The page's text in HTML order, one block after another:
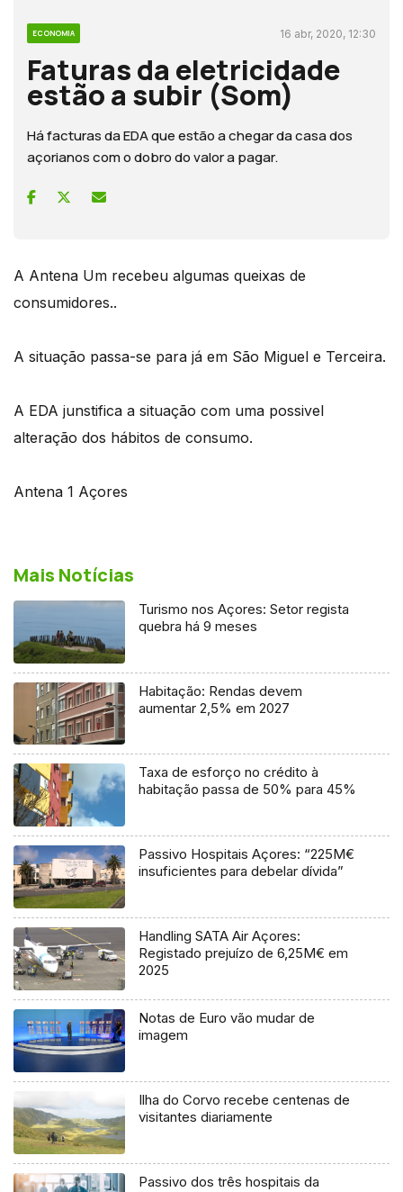
ECONOMIA 16 abr, 2020, 12:30
Faturas da eletricidade
estão a subir (Som)
Há facturas da EDA que estão a chegar da casa dos
açorianos com o dobro do valor a pagar.
A Antena Um recebeu algumas queixas de
consumidores..
A situação passa-se para já em São Miguel e Terceira.
A EDA junstifica a situação com uma possivel
alteração dos hábitos de consumo.
Antena 1 Açores
Mais Notícias
Turismo nos Açores: Setor regista
quebra há 9 meses
Habitação: Rendas devem
aumentar 2,5% em 2027
Taxa de esforço no crédito à
habitação passa de 50% para 45%
Passivo Hospitais Açores: “225M€
insuficientes para debelar dívida”
Handling SATA Air Açores:
Registado prejuízo de 6,25M€ em
2025
Notas de Euro vão mudar de
imagem
Ilha do Corvo recebe centenas de
visitantes diariamente
Passivo dos três hospitais da